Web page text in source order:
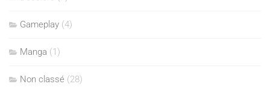
Gameplay (4)
Manga (1)
Non classé (28)